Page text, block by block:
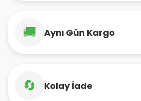
🚚 Aynı Gün Kargo
🔄 Kolay İade